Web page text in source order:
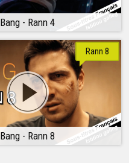
Bang - Rann 4
Bang - Rann 8
Rann 8